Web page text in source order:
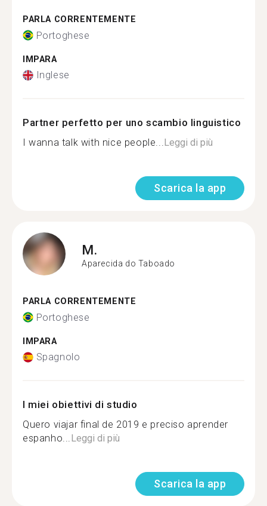
PARLA CORRENTEMENTE
Portoghese
IMPARA
Inglese
Partner perfetto per uno scambio linguistico
I wanna talk with nice people...Leggi di più
Scarica la app
M.
Aparecida do Taboado
PARLA CORRENTEMENTE
Portoghese
IMPARA
Spagnolo
I miei obiettivi di studio
Quero viajar final de 2019 e preciso aprender
espanho...Leggi di più
Scarica la app